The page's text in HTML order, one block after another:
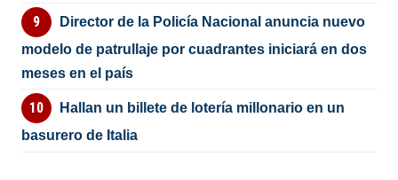
Director de la Policía Nacional anuncia nuevo
modelo de patrullaje por cuadrantes iniciará en dos
meses en el país
Hallan un billete de lotería millonario en un
basurero de Italia